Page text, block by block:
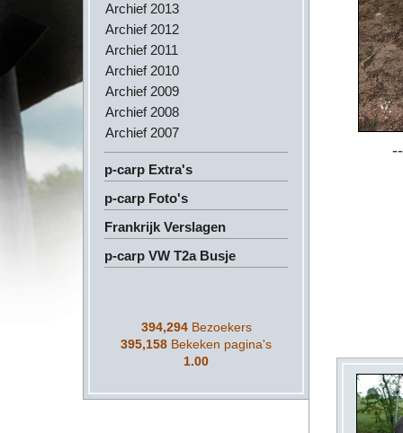
Archief 2013
Archief 2012
Archief 2011
Archief 2010
Archief 2009
Archief 2008
Archief 2007
p-carp Extra's
p-carp Foto's
Frankrijk Verslagen
p-carp VW T2a Busje
394,294 Bezoekers
395,158 Bekeken pagina's
1.00